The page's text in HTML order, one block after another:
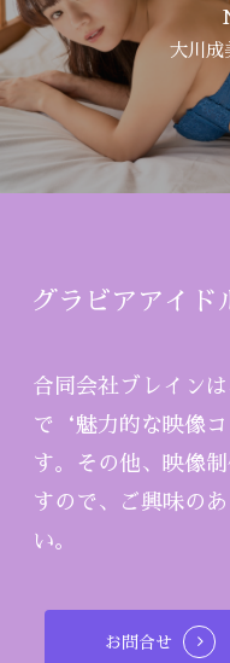
大川成
グラビアアイド
合同会社ブレイン
で‘魅力的な映像コ
す。その他、映像
すので、ご興味の
い。
お問合せ